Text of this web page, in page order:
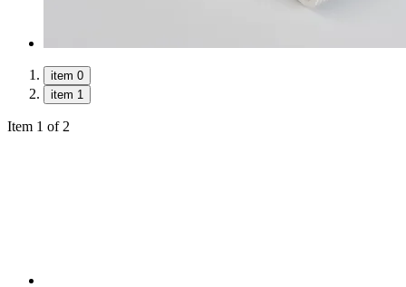
item 0
item 1
Item 1 of 2